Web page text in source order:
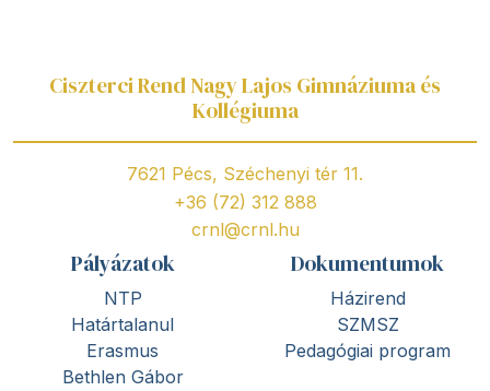
Ciszterci Rend Nagy Lajos Gimnáziuma és
Kollégiuma
7621 Pécs, Széchenyi tér 11.
+36 (72) 312 888
crnl@crnl.hu
Pályázatok
NTP
Határtalanul
Erasmus
Bethlen Gábor
Dokumentumok
Házirend
SZMSZ
Pedagógiai program